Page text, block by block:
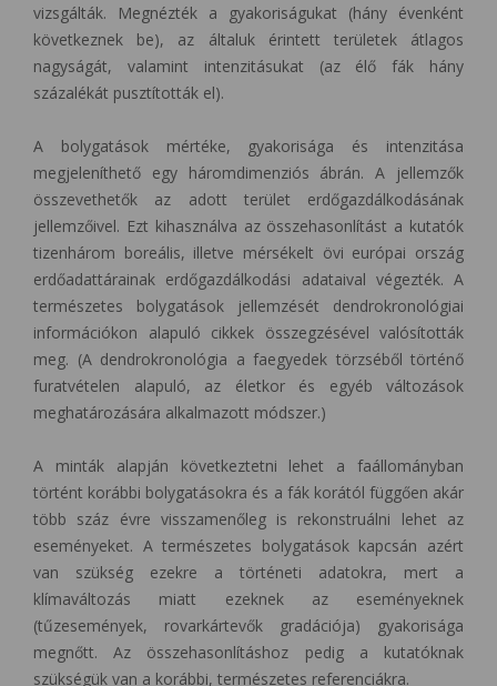
vizsgálták. Megnézték a gyakoriságukat (hány évenként
következnek be), az általuk érintett területek átlagos
nagyságát, valamint intenzitásukat (az élő fák hány
százalékát pusztították el).
A bolygatások mértéke, gyakorisága és intenzitása
megjeleníthető egy háromdimenziós ábrán. A jellemzők
összevethetők az adott terület erdőgazdálkodásának
jellemzőivel. Ezt kihasználva az összehasonlítást a kutatók
tizenhárom boreális, illetve mérsékelt övi európai ország
erdőadattárainak erdőgazdálkodási adataival végezték. A
természetes bolygatások jellemzését dendrokronológiai
információkon alapuló cikkek összegzésével valósították
meg. (A dendrokronológia a faegyedek törzséből történő
furatvételen alapuló, az életkor és egyéb változások
meghatározására alkalmazott módszer.)
A minták alapján következtetni lehet a faállományban
történt korábbi bolygatásokra és a fák korától függően akár
több száz évre visszamenőleg is rekonstruálni lehet az
eseményeket. A természetes bolygatások kapcsán azért
van szükség ezekre a történeti adatokra, mert a
klímaváltozás miatt ezeknek az eseményeknek
(tűzesemények, rovarkártevők gradációja) gyakorisága
megnőtt. Az összehasonlításhoz pedig a kutatóknak
szükségük van a korábbi, természetes referenciákra.